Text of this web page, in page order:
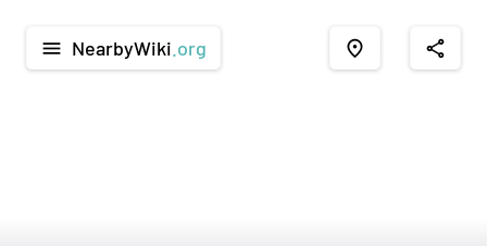
menu NearbyWiki .org place share